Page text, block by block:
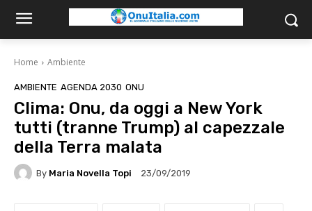
Home Ambiente
AMBIENTE AGENDA 2030 ONU
Clima: Onu, da oggi a New York
tutti (tranne Trump) al capezzale
della Terra malata
By Maria Novella Topi 23/09/2019